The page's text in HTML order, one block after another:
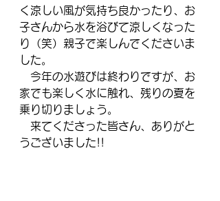
く涼しい風が気持ち良かったり、お
子さんから水を浴びて涼しくなった
り（笑）親子で楽しんでくださいま
した。
今年の水遊びは終わりですが、お
家でも楽しく水に触れ、残りの夏を
乗り切りましょう。
来てくださった皆さん、ありがと
うございました!!